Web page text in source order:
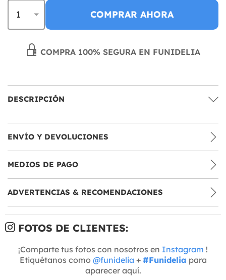
COMPRAR AHORA
COMPRA 100% SEGURA EN FUNIDELIA
DESCRIPCIÓN
ENVÍO Y DEVOLUCIONES
MEDIOS DE PAGO
ADVERTENCIAS & RECOMENDACIONES
FOTOS DE CLIENTES:
¡Comparte tus fotos con nosotros en Instagram !
Etiquétanos como @funidelia + #Funidelia para
aparecer aquí.